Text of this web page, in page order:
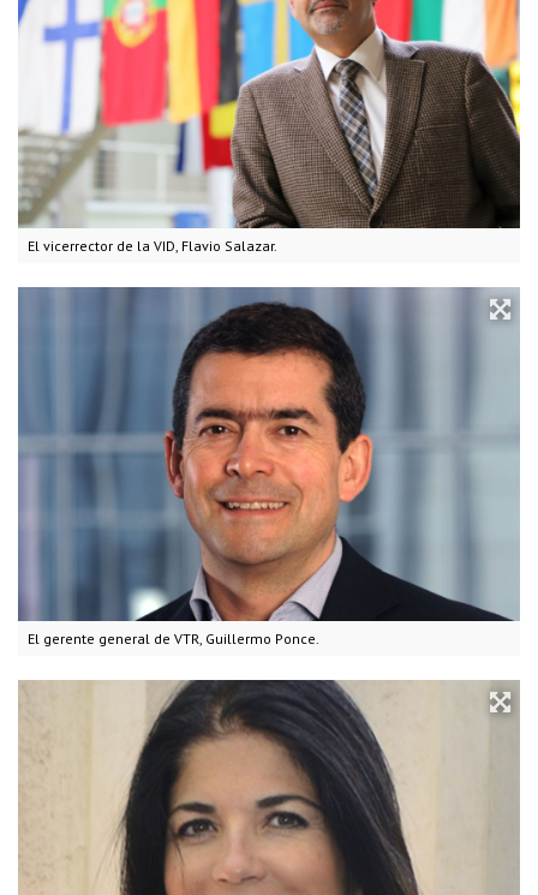
El vicerrector de la VID, Flavio Salazar.
El gerente general de VTR, Guillermo Ponce.